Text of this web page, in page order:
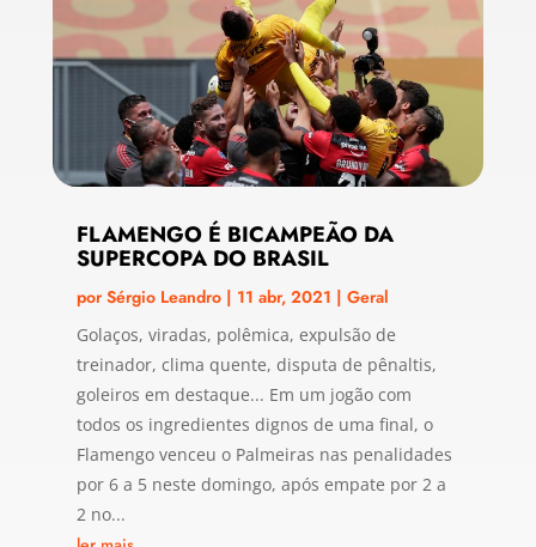
FLAMENGO É BICAMPEÃO DA
SUPERCOPA DO BRASIL
porSérgio Leandro| 11 abr, 2021 | Geral
Golaços, viradas, polêmica, expulsão de
treinador, clima quente, disputa de pênaltis,
goleiros em destaque... Em um jogão com
todos os ingredientes dignos de uma final, o
Flamengo venceu o Palmeiras nas penalidades
por 6 a 5 neste domingo, após empate por 2 a
2 no...